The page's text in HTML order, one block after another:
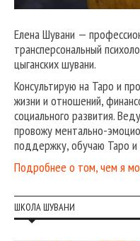
Елена Шувани —
трансперсональный
цыганских шувани.
Консультирую на Таро и
жизни и отношений,
социального развития.
провожу ментально-
поддержку, обучаю Таро и
Подробнее о том, чем я
ШКОЛА ШУВАНИ